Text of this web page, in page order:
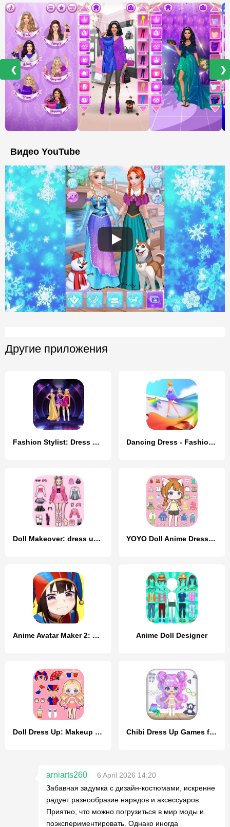
❮ ❯
Видео YouTube
Другие приложения
Fashion Stylist: Dress Up Game Dancing Dress - Fashion Girl
Doll Makeover: dress up games YOYO Doll Anime Dress Up Game
Anime Avatar Maker 2: Dress Up Anime Doll Designer
Doll Dress Up: Makeup Games Chibi Dress Up Games for Girls
arniarts260
6 April 2026 14:20
Забавная задумка с дизайн-костюмами, искренне
радует разнообразие нарядов и аксессуаров.
Приятно, что можно погрузиться в мир моды и
поэкспериментировать. Однако иногда